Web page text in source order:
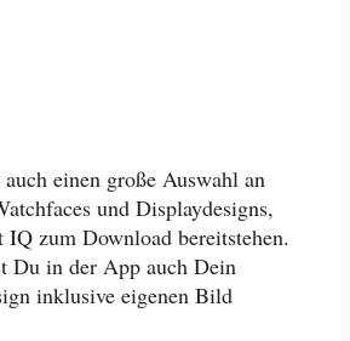
einen große Auswahl an
und Displaydesigns,
IQ zum Download bereitstehen.
Du in der App auch Dein
inklusive eigenen Bild